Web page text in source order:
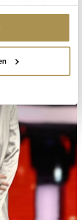
das Privacy
Lage
genau sein
identifizieren
Daten
im
Anzeigen zu
Medien anbieten
zu
zu Ihrer